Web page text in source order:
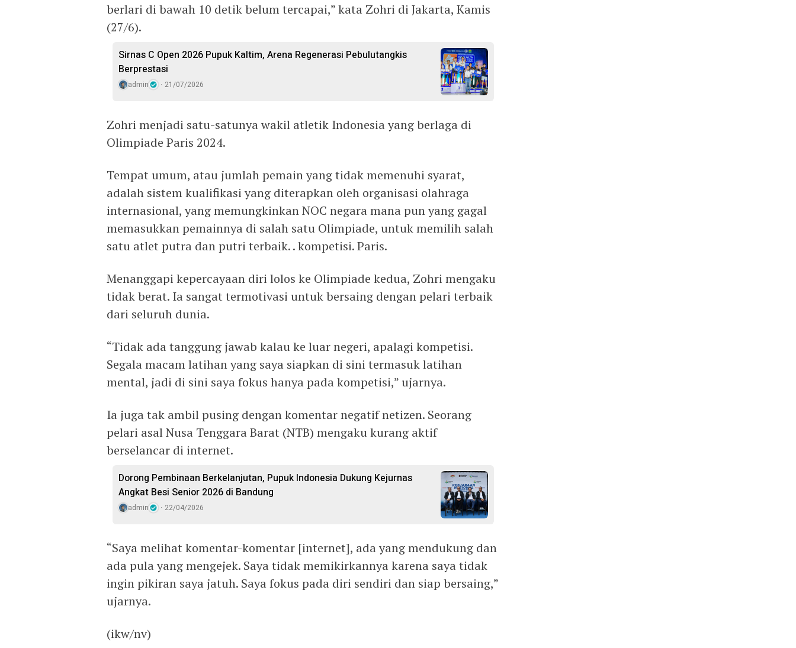
berlari di bawah 10 detik belum tercapai,” kata Zohri di Jakarta, Kamis
(27/6).
Sirnas C Open 2026 Pupuk Kaltim, Arena Regenerasi Pebulutangkis
Berprestasi
admin 21/07/2026
Zohri menjadi satu-satunya wakil atletik Indonesia yang berlaga di
Olimpiade Paris 2024.
Tempat umum, atau jumlah pemain yang tidak memenuhi syarat,
adalah sistem kualifikasi yang diterapkan oleh organisasi olahraga
internasional, yang memungkinkan NOC negara mana pun yang gagal
memasukkan pemainnya di salah satu Olimpiade, untuk memilih salah
satu atlet putra dan putri terbaik. . kompetisi. Paris.
Menanggapi kepercayaan diri lolos ke Olimpiade kedua, Zohri mengaku
tidak berat. Ia sangat termotivasi untuk bersaing dengan pelari terbaik
dari seluruh dunia.
“Tidak ada tanggung jawab kalau ke luar negeri, apalagi kompetisi.
Segala macam latihan yang saya siapkan di sini termasuk latihan
mental, jadi di sini saya fokus hanya pada kompetisi,” ujarnya.
Ia juga tak ambil pusing dengan komentar negatif netizen. Seorang
pelari asal Nusa Tenggara Barat (NTB) mengaku kurang aktif
berselancar di internet.
Dorong Pembinaan Berkelanjutan, Pupuk Indonesia Dukung Kejurnas
Angkat Besi Senior 2026 di Bandung
admin 22/04/2026
“Saya melihat komentar-komentar [internet], ada yang mendukung dan
ada pula yang mengejek. Saya tidak memikirkannya karena saya tidak
ingin pikiran saya jatuh. Saya fokus pada diri sendiri dan siap bersaing,”
ujarnya.
(ikw/nv)